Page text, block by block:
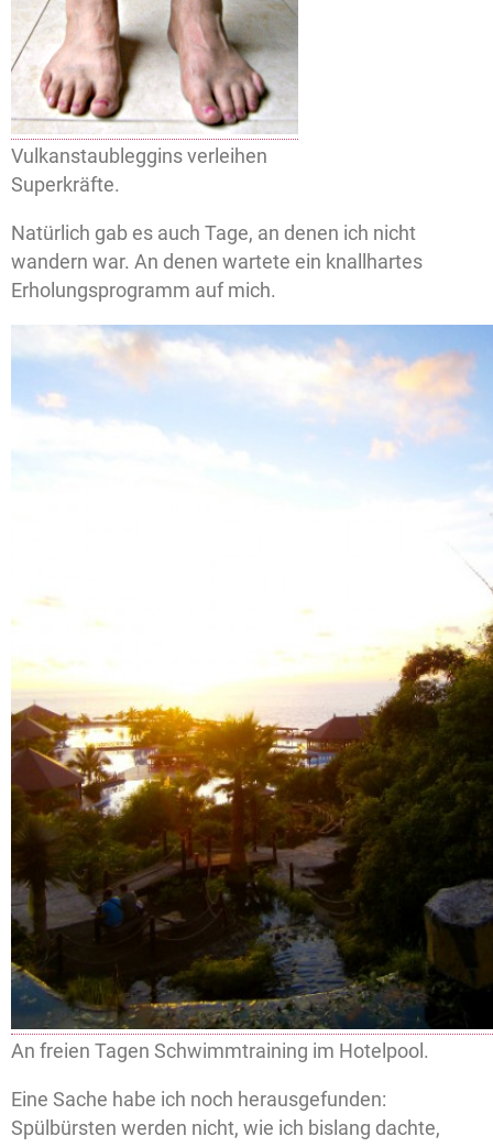
Vulkanstaubleggins verleihen
Superkräfte.
Natürlich gab es auch Tage, an denen ich nicht
wandern war. An denen wartete ein knallhartes
Erholungsprogramm auf mich.
An freien Tagen Schwimmtraining im Hotelpool.
Eine Sache habe ich noch herausgefunden:
Spülbürsten werden nicht, wie ich bislang dachte,